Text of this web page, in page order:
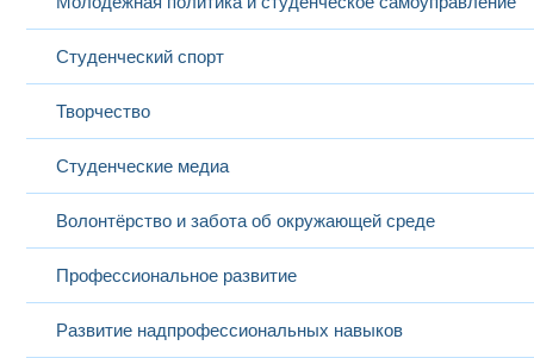
Студенческий спорт
Творчество
Студенческие медиа
Волонтёрство и забота об окружающей среде
Профессиональное развитие
Развитие надпрофессиональных навыков